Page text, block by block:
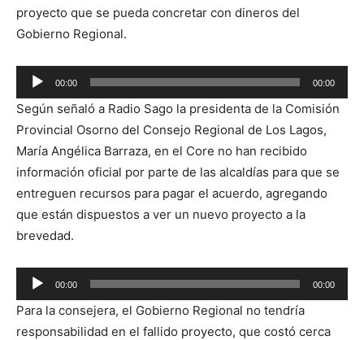
proyecto que se pueda concretar con dineros del
Gobierno Regional.
Reproductor
de
audio
00:00 00:00
Según señaló a Radio Sago la presidenta de la Comisión
Provincial Osorno del Consejo Regional de Los Lagos,
María Angélica Barraza, en el Core no han recibido
información oficial por parte de las alcaldías para que se
entreguen recursos para pagar el acuerdo, agregando
que están dispuestos a ver un nuevo proyecto a la
brevedad.
Reproductor
de
audio
00:00 00:00
Para la consejera, el Gobierno Regional no tendría
responsabilidad en el fallido proyecto, que costó cerca